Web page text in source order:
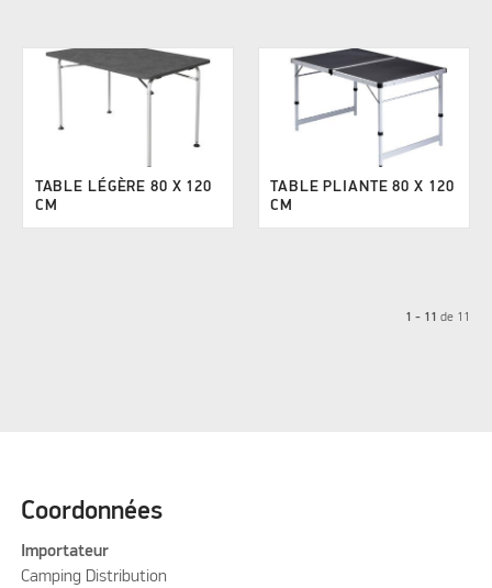
TABLE LÉGÈRE 80 X 120
CM
TABLE PLIANTE 80 X 120
CM
1 - 11 de 11
Coordonnées
Importateur
Camping Distribution